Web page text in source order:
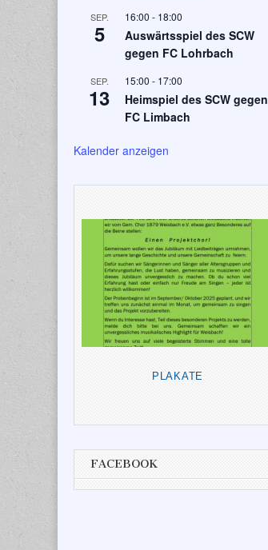
SEP.
5
16:00 - 18:00
Auswärtsspiel des SCW
gegen FC Lohrbach
SEP.
13
15:00 - 17:00
Heimspiel des SCW gegen
FC Limbach
Kalender anzeigen
PLAKATE
FACEBOOK